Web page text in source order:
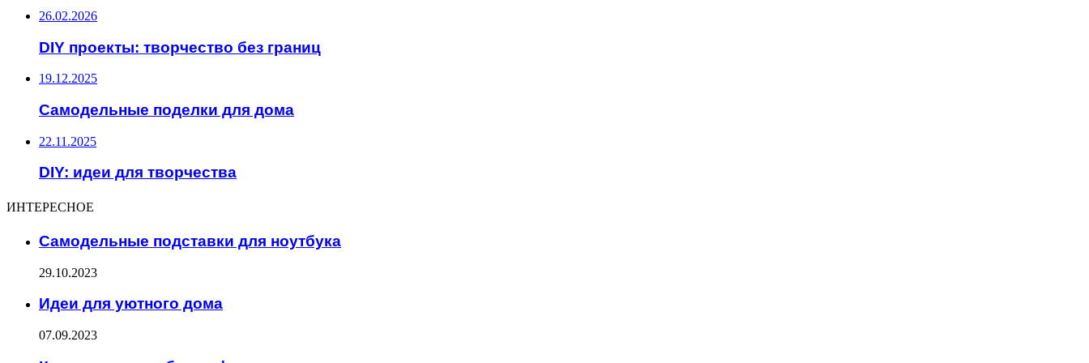
26.02.2026
DIY проекты: творчество без границ
19.12.2025
Самодельные поделки для дома
22.11.2025
DIY: идеи для творчества
ИНТЕРЕСНОЕ
Самодельные подставки для ноутбука
29.10.2023
Идеи для уютного дома
07.09.2023